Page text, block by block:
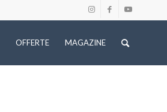
OFFERTE MAGAZINE